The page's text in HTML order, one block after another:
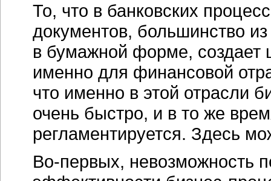
То, что в банковских
документов, большинство
в бумажной форме, создает
именно для финансовой
что именно в этой отрасли
очень быстро, и в то же
регламентируется. Здесь
Во-первых, невозможность